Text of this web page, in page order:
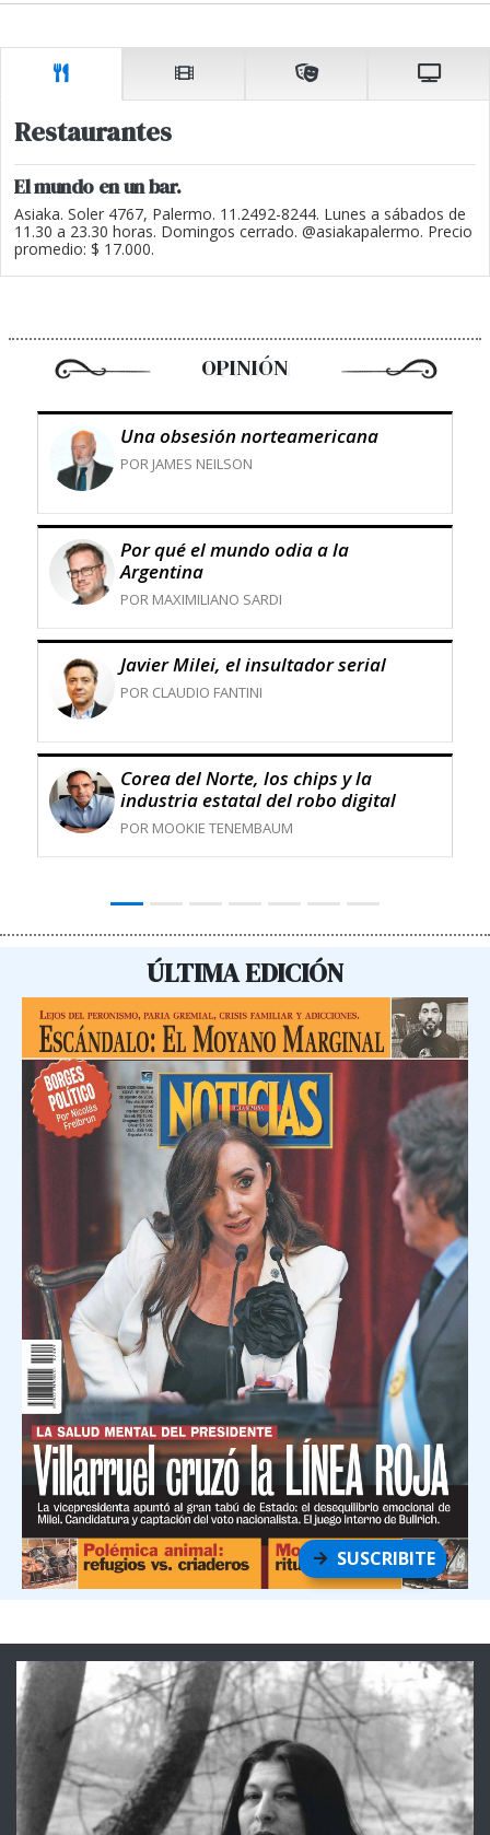
Restaurantes
El mundo en un bar.
Asiaka. Soler 4767, Palermo. 11.2492-8244. Lunes a sábados de
11.30 a 23.30 horas. Domingos cerrado. @asiakapalermo. Precio
promedio: $ 17.000.
OPINIÓN
Una obsesión norteamericana
POR JAMES NEILSON
Por qué el mundo odia a la
Argentina
POR MAXIMILIANO SARDI
Javier Milei, el insultador serial
POR CLAUDIO FANTINI
Corea del Norte, los chips y la
industria estatal del robo digital
POR MOOKIE TENEMBAUM
ÚLTIMA EDICIÓN
SUSCRIBITE